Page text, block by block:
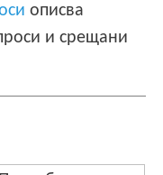
описва
и срещани